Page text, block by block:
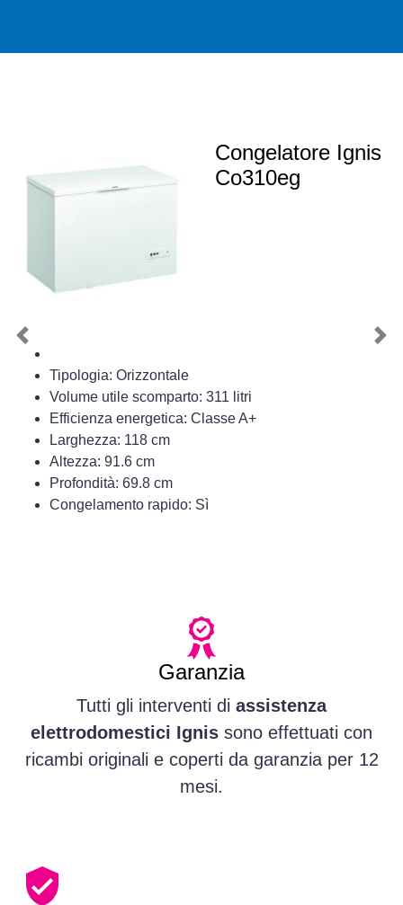
Congelatore Ignis
Co310eg
Tipologia: Orizzontale
Volume utile scomparto: 311 litri
Efficienza energetica: Classe A+
Larghezza: 118 cm
Altezza: 91.6 cm
Profondità: 69.8 cm
Congelamento rapido: Sì
Previous
Garanzia
Tutti gli interventi di assistenza
elettrodomestici Ignis sono effettuati con
ricambi originali e coperti da garanzia per 12
mesi.